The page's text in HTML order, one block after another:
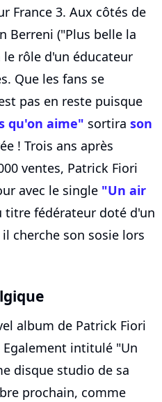
France 3. Aux côtés de
Berreni ("Plus belle la
rôle d'un éducateur
Que les fans se
pas en reste puisque
qu'on aime" sortira son
! Trois ans après
ventes, Patrick Fiori
avec le single "Un air
titre fédérateur doté d'un
cherche son sosie lors
album de Patrick Fiori
intitulé "Un
disque studio de sa
prochain, comme